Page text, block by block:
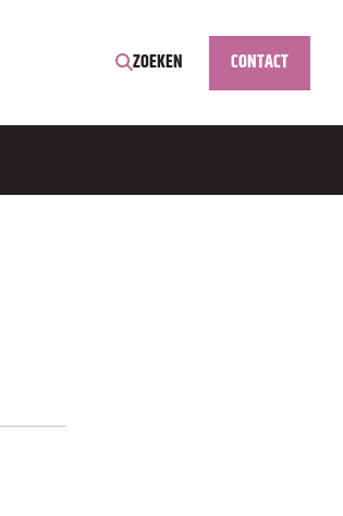
ZOEKEN CONTACT